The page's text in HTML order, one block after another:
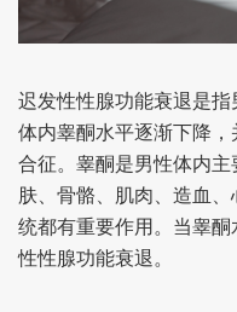
迟发性性腺功能衰退是指
体内睾酮水平逐渐下降
合征。睾酮是男性体内
肤、骨骼、肌肉、造血
统都有重要作用。 当睾酮
性性腺功能衰退。